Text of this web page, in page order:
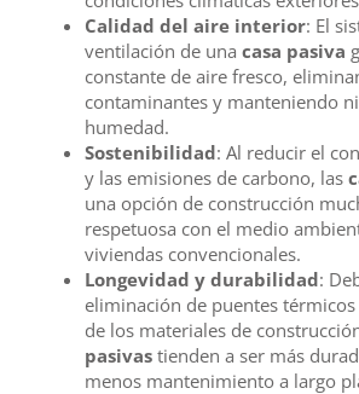
Calidad del aire interior: El
ventilación de una casa pasiva
constante de aire fresco,
contaminantes y manteniendo
humedad.
Sostenibilidad: Al reducir el
y las emisiones de carbono, las
una opción de construcción
respetuosa con el medio
viviendas convencionales.
Longevidad y durabilidad:
eliminación de puentes
de los materiales de
pasivas tienden a ser más
menos mantenimiento a largo